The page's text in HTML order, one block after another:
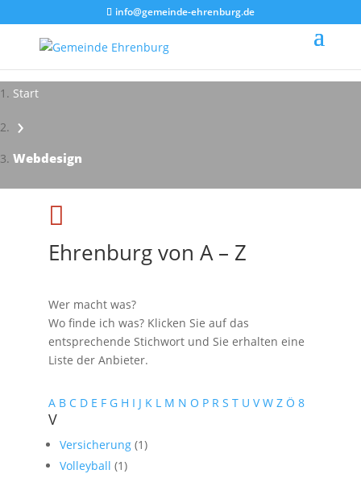
info@gemeinde-ehrenburg.de
Start
›
Webdesign

Ehrenburg von A – Z
Wer macht was?
Wo finde ich was? Klicken Sie auf das
entsprechende Stichwort und Sie erhalten eine
Liste der Anbieter.
A B C D E F G H I J K L M N O P R S T U V W Z Ö 8
V
Versicherung (1)
Volleyball (1)